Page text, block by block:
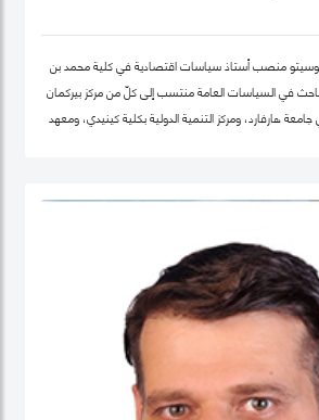
منصب أستاذ سياسات اقتصادية في كلية محمد بن
باحث في السياسات العامة منتسب إلى كلّ من مركز بيركمان
هارفارد، ومركز التنمية الدولية بكلية كينيدي، ومعهد
مجال الذكاء الاصطناعي، بما في ذلك Nexus FrontierTech، ومؤسسة AI Native ،